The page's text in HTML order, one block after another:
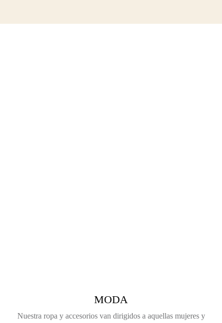
MODA
Nuestra ropa y accesorios van dirigidos a aquellas mujeres y